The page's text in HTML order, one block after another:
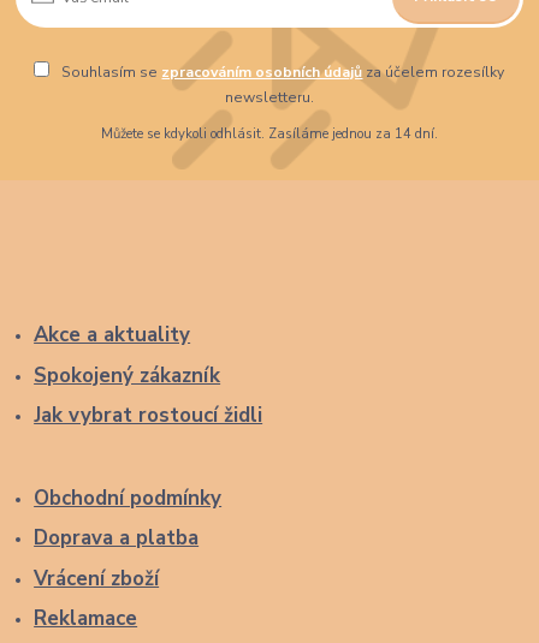
Souhlasím se zpracováním osobních údajů za účelem rozesílky
newsletteru.
Můžete se kdykoli odhlásit. Zasíláme jednou za 14 dní.
Akce a aktuality
Spokojený zákazník
Jak vybrat rostoucí židli
Obchodní podmínky
Doprava a platba
Vrácení zboží
Reklamace